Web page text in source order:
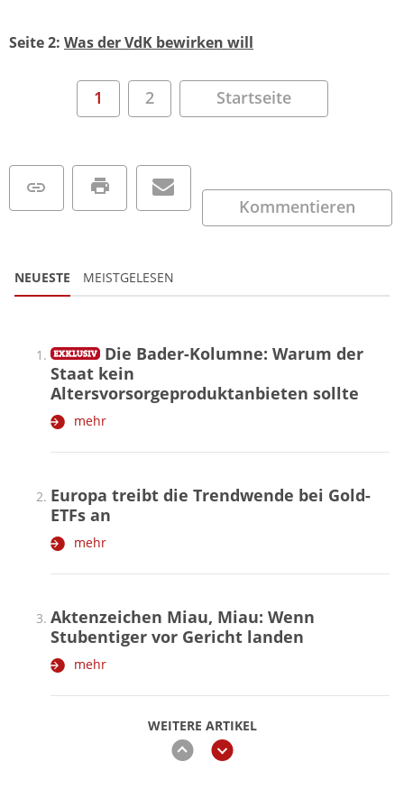
Seite 2: Was der VdK bewirken will
1 2 Startseite
Kommentieren
NEUESTE MEISTGELESEN
WEITERE ARTIKEL
zurückweiter
Die Bader-Kolumne: Warum der
Staat kein
Altersvorsorgeproduktanbieten sollte
mehr
Europa treibt die Trendwende bei Gold-
ETFs an
mehr
Aktenzeichen Miau, Miau: Wenn
Stubentiger vor Gericht landen
mehr